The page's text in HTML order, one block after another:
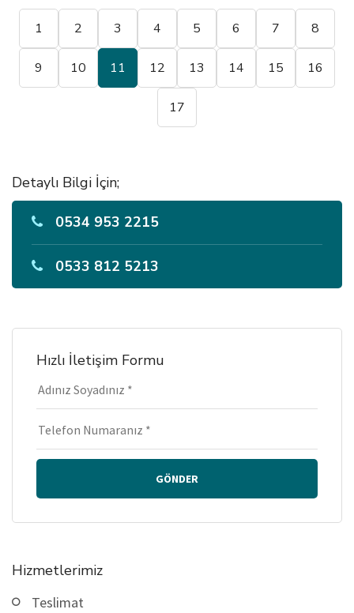
1 2 3 4 5 6 7 8
9 10 11 12 13 14 15 16
17
Detaylı Bilgi İçin;
0534 953 2215
0533 812 5213
Hızlı İletişim Formu
GÖNDER
Hizmetlerimiz
Teslimat